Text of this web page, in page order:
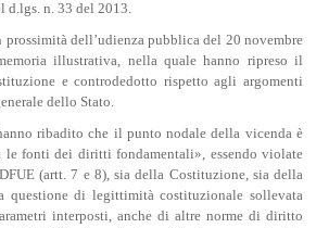
d.lgs. n. 33 del 2013.
dell’udienza pubblica del 20 novembre
illustrativa, nella quale hanno ripreso il
e controdedotto rispetto agli argomenti
dello Stato.
ribadito che il punto nodale della vicenda è
fonti dei diritti fondamentali», essendo violate
(artt. 7 e 8), sia della Costituzione, sia della
questione di legittimità costituzionale sollevata
interposti, anche di altre norme di diritto